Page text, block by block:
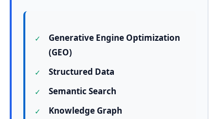
Generative Engine Optimization
(GEO)
Structured Data
Semantic Search
Knowledge Graph